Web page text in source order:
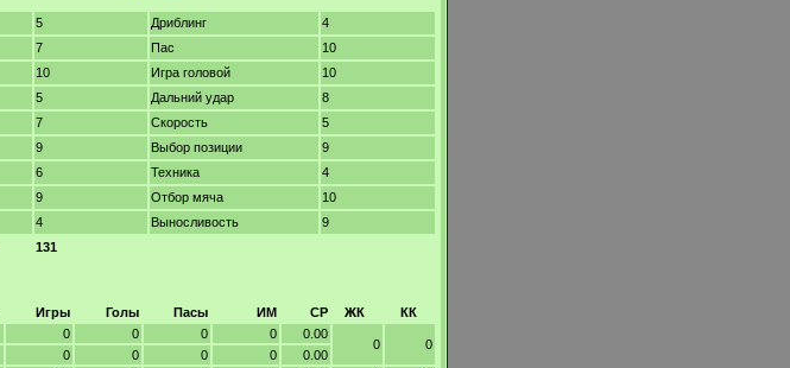
5 Дриблинг
4
7 Пас
10
10 Игра головой
10
5 Дальний удар
8
7 Скорость
5
9 Выбор позиции
9
6 Техника
4
9 Отбор мяча
10
4 Выносливость
9
131
Игры Голы Пасы ИМ СР ЖК
КК
0 0 0 0 0.00
0 0
0 0 0 0
0.00